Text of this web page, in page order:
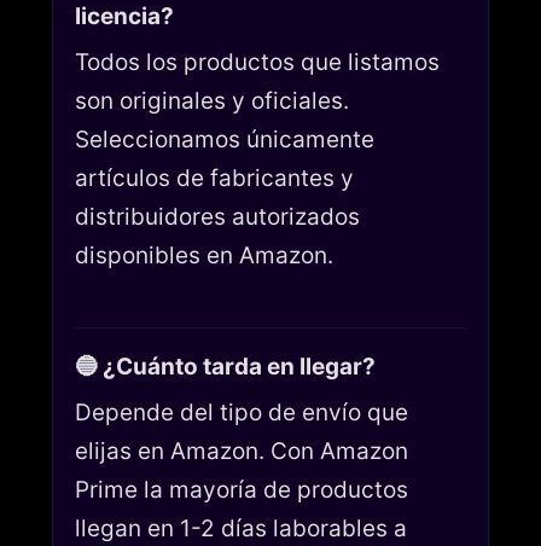
licencia?
Todos los productos que listamos
son originales y oficiales.
Seleccionamos únicamente
artículos de fabricantes y
distribuidores autorizados
disponibles en Amazon.
🔵 ¿Cuánto tarda en llegar?
Depende del tipo de envío que
elijas en Amazon. Con Amazon
Prime la mayoría de productos
llegan en 1-2 días laborables a